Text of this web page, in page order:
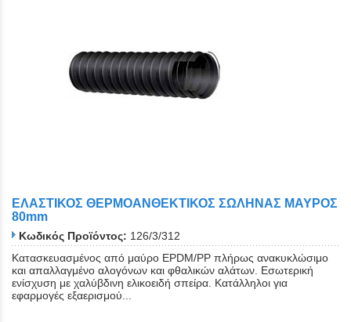
ΕΛΑΣΤΙΚΟΣ ΘΕΡΜΟΑΝΘΕΚΤΙΚΟΣ ΣΩΛΗΝΑΣ ΜΑΥΡΟΣ
80mm
Κωδικός Προϊόντος: 126/3/312
Κατασκευασμένος από μαύρο EPDM/PP πλήρως ανακυκλώσιμο
και απαλλαγμένο αλογόνων και φθαλικών αλάτων. Εσωτερική
ενίσχυση με χαλύβδινη ελικοειδή σπείρα. Κατάλληλοι για
εφαρμογές εξαερισμού...